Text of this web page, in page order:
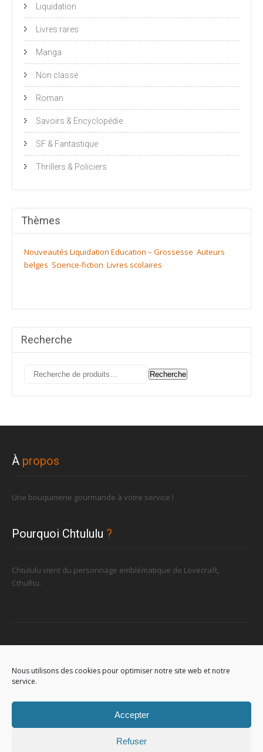
Nous utilisons des cookies pour optimiser notre site web et notre
service.
Accepter
Refuser
Liquidation
Livres rares
Manga
Non classé
Roman
Savoirs & Encyclopédie
SF & Fantastique
Thrillers & Policiers
Thèmes
Nouveautés Liquidation Education – Grossesse Auteurs
belges Science-fiction Livres scolaires
Recherche
Recherche
Recherche
À propos
Une bouquinerie gourmande à votre service !
Pourquoi Chtululu ?
Chtululu vient du personnage emblématique de Lovecraft,
Cthulhu.